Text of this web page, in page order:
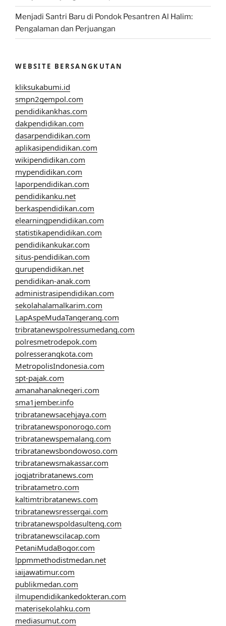
Menjadi Santri Baru di Pondok Pesantren Al Halim:
Pengalaman dan Perjuangan
WEBSITE BERSANGKUTAN
kliksukabumi.id
smpn2gempol.com
pendidikankhas.com
dakpendidikan.com
dasarpendidikan.com
aplikasipendidikan.com
wikipendidikan.com
mypendidikan.com
laporpendidikan.com
pendidikanku.net
berkaspendidikan.com
elearningpendidikan.com
statistikapendidikan.com
pendidikankukar.com
situs-pendidikan.com
gurupendidikan.net
pendidikan-anak.com
administrasipendidikan.com
sekolahalamalkarim.com
LapAspeMudaTangerang.com
tribratanewspolressumedang.com
polresmetrodepok.com
polresserangkota.com
MetropolisIndonesia.com
spt-pajak.com
amanahanaknegeri.com
sma1jember.info
tribratanewsacehjaya.com
tribratanewsponorogo.com
tribratanewspemalang.com
tribratanewsbondowoso.com
tribratanewsmakassar.com
jogjatribratanews.com
tribratametro.com
kaltimtribratanews.com
tribratanewsressergai.com
tribratanewspoldasulteng.com
tribratanewscilacap.com
PetaniMudaBogor.com
lppmmethodistmedan.net
iaijawatimur.com
publikmedan.com
ilmupendidikankedokteran.com
materisekolahku.com
mediasumut.com